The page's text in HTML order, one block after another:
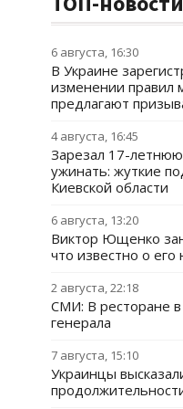
6 августа, 16:30
В Украине
изменении правил
предлагают
4 августа, 16:45
Зарезал 17-
ужинать: жуткие
Киевской области
6 августа, 13:20
Виктор Ющенко
что известно о его
2 августа, 22:18
СМИ: В ресторане
генерала
7 августа, 15:10
Украинцы